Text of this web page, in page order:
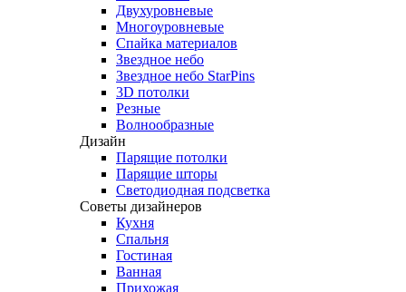
Двухуровневые
Многоуровневые
Спайка материалов
Звездное небо
Звездное небо StarPins
3D потолки
Резные
Волнообразные
Дизайн
Парящие потолки
Парящие шторы
Светодиодная подсветка
Советы дизайнеров
Кухня
Спальня
Гостиная
Ванная
Прихожая